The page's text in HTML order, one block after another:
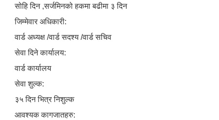
सोहि दिन ,सर्जमिनको हकमा बढीमा ३ दिन
जिम्मेवार अधिकारी:
वार्ड अध्यक्ष /वार्ड सदश्य /वार्ड सचिव
सेवा दिने कार्यालय:
वार्ड कार्यालय
सेवा शुल्क:
३५ दिन भित्र निशुल्क
आवश्यक कागजातहरु: